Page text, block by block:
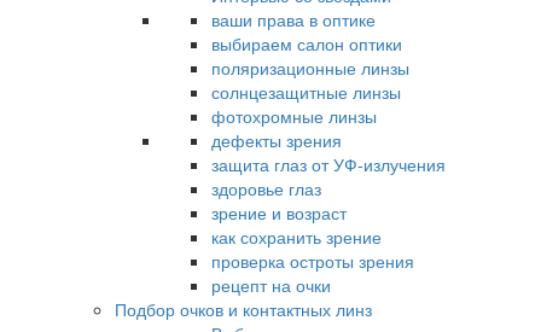
ваши права в оптике
выбираем салон оптики
поляризационные линзы
солнцезащитные линзы
фотохромные линзы
дефекты зрения
защита глаз от УФ-излучения
здоровье глаз
зрение и возраст
как сохранить зрение
проверка остроты зрения
рецепт на очки
Подбор очков и контактных линз